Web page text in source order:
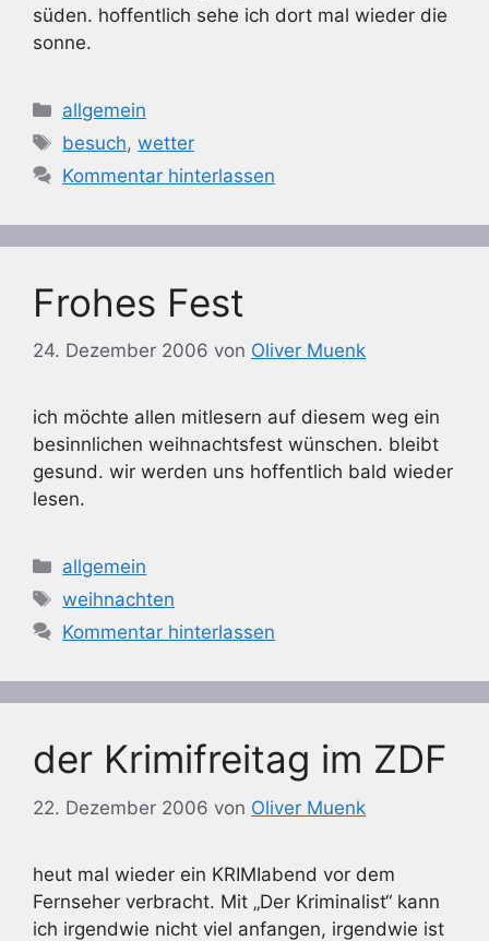
süden. hoffentlich sehe ich dort mal wieder die
sonne.
Kategorien
allgemein
Schlagwörter
besuch,wetter
Kommentar hinterlassen
Frohes Fest
24. Dezember 2006 von Oliver Muenk
ich möchte allen mitlesern auf diesem weg ein
besinnlichen weihnachtsfest wünschen. bleibt
gesund. wir werden uns hoffentlich bald wieder
lesen.
Kategorien
allgemein
Schlagwörter
weihnachten
Kommentar hinterlassen
der Krimifreitag im ZDF
22. Dezember 2006 von Oliver Muenk
heut mal wieder ein KRIMIabend vor dem
Fernseher verbracht. Mit „Der Kriminalist“ kann
ich irgendwie nicht viel anfangen, irgendwie ist